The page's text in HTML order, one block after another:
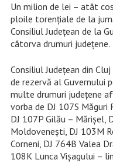
Un milion de lei – atât
ploile torențiale de la
Consiliul Județean de la
câtorva drumuri județene.
Consiliul Județean din
de rezervă al Guvernului
multe drumuri județene
vorba de DJ 107S Măguri
DJ 107P Gilău – Mărișel,
Moldovenești, DJ 103M
Corneni, DJ 764B Valea
108K Lunca Vișagului –